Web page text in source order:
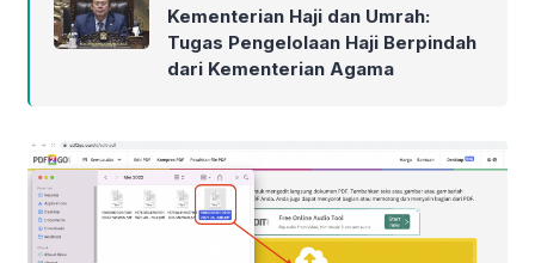
Kementerian Haji dan Umrah:
Tugas Pengelolaan Haji Berpindah
dari Kementerian Agama